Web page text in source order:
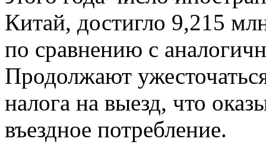
Китай, достигло 9,215
по сравнению с
Продолжают
налога на выезд, что
въездное потребление.